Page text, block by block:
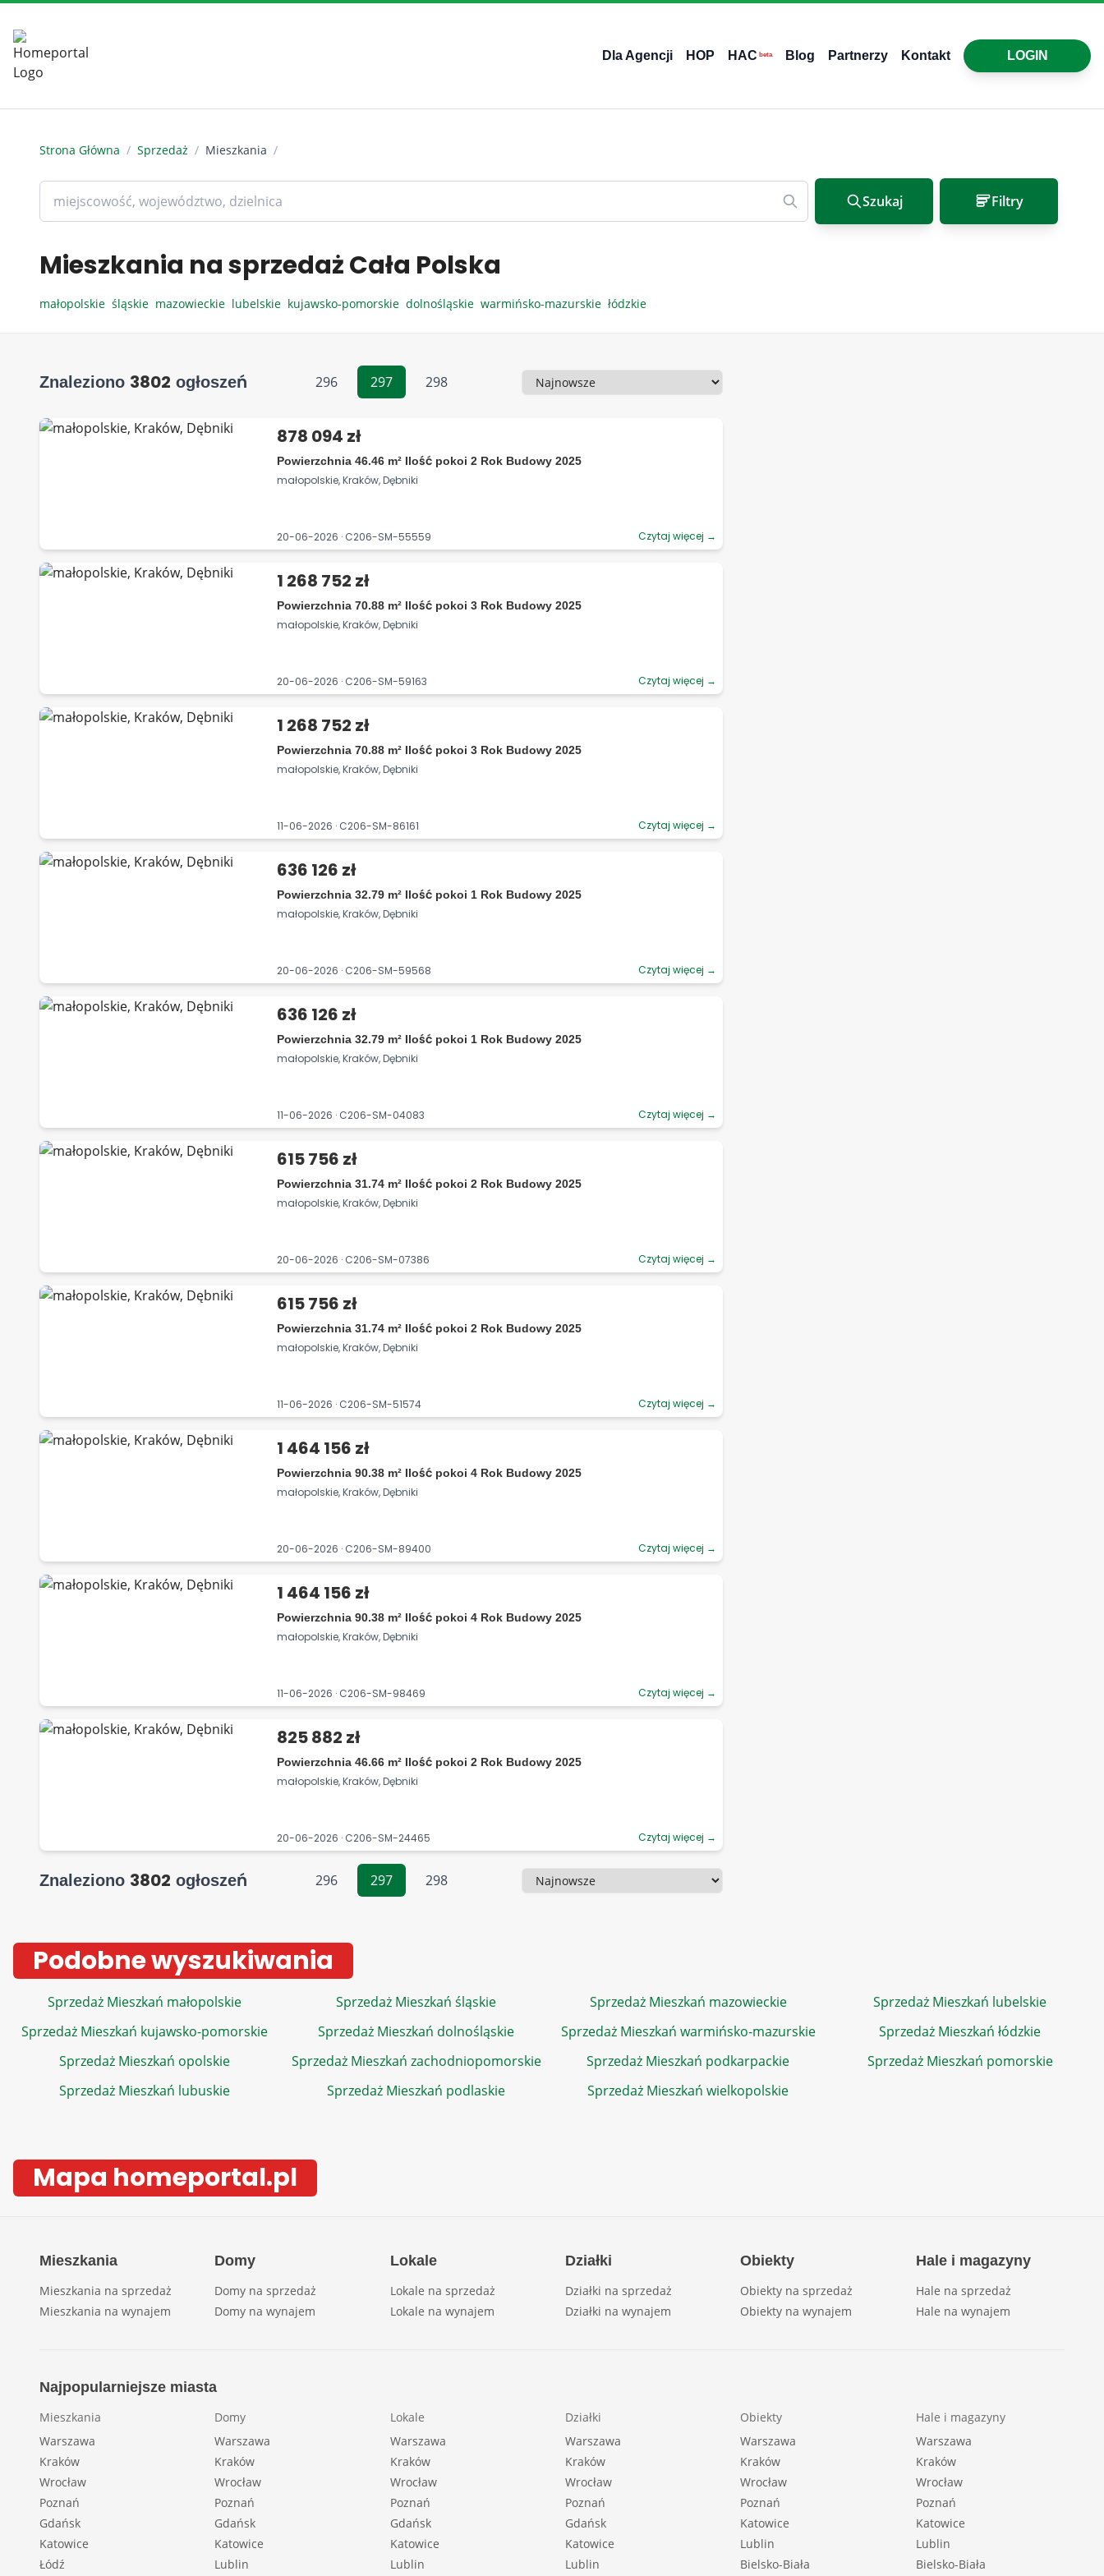
Dla Agencji HOP HAC beta Blog Partnerzy Kontakt LOGIN
Strona Główna / Sprzedaż / Mieszkania /
Szukaj Filtry
Mieszkania na sprzedaż Cała Polska
małopolskie śląskie mazowieckie lubelskie kujawsko-pomorskie dolnośląskie warmińsko-mazurskie łódzkie
Znaleziono 3802 ogłoszeń 296 297 298 Sortowanie
878 094 zł
Powierzchnia 46.46 m² Ilość pokoi 2 Rok Budowy 2025
małopolskie, Kraków, Dębniki
20-06-2026 · C206-SM-55559 Czytaj więcej →
1 268 752 zł
Powierzchnia 70.88 m² Ilość pokoi 3 Rok Budowy 2025
małopolskie, Kraków, Dębniki
20-06-2026 · C206-SM-59163 Czytaj więcej →
1 268 752 zł
Powierzchnia 70.88 m² Ilość pokoi 3 Rok Budowy 2025
małopolskie, Kraków, Dębniki
11-06-2026 · C206-SM-86161 Czytaj więcej →
636 126 zł
Powierzchnia 32.79 m² Ilość pokoi 1 Rok Budowy 2025
małopolskie, Kraków, Dębniki
20-06-2026 · C206-SM-59568 Czytaj więcej →
636 126 zł
Powierzchnia 32.79 m² Ilość pokoi 1 Rok Budowy 2025
małopolskie, Kraków, Dębniki
11-06-2026 · C206-SM-04083 Czytaj więcej →
615 756 zł
Powierzchnia 31.74 m² Ilość pokoi 2 Rok Budowy 2025
małopolskie, Kraków, Dębniki
20-06-2026 · C206-SM-07386 Czytaj więcej →
615 756 zł
Powierzchnia 31.74 m² Ilość pokoi 2 Rok Budowy 2025
małopolskie, Kraków, Dębniki
11-06-2026 · C206-SM-51574 Czytaj więcej →
1 464 156 zł
Powierzchnia 90.38 m² Ilość pokoi 4 Rok Budowy 2025
małopolskie, Kraków, Dębniki
20-06-2026 · C206-SM-89400 Czytaj więcej →
1 464 156 zł
Powierzchnia 90.38 m² Ilość pokoi 4 Rok Budowy 2025
małopolskie, Kraków, Dębniki
11-06-2026 · C206-SM-98469 Czytaj więcej →
825 882 zł
Powierzchnia 46.66 m² Ilość pokoi 2 Rok Budowy 2025
małopolskie, Kraków, Dębniki
20-06-2026 · C206-SM-24465 Czytaj więcej →
Znaleziono 3802 ogłoszeń 296 297 298 Sortowanie
Podobne wyszukiwania
Sprzedaż Mieszkań małopolskie Sprzedaż Mieszkań śląskie Sprzedaż Mieszkań mazowieckie
Sprzedaż Mieszkań lubelskie
Sprzedaż Mieszkań kujawsko-pomorskie
Sprzedaż Mieszkań dolnośląskie Sprzedaż Mieszkań warmińsko-mazurskie
Sprzedaż Mieszkań łódzkie
Sprzedaż Mieszkań opolskie
Sprzedaż Mieszkań zachodniopomorskie Sprzedaż Mieszkań podkarpackie
Sprzedaż Mieszkań pomorskie
Sprzedaż Mieszkań lubuskie
Sprzedaż Mieszkań podlaskie Sprzedaż Mieszkań wielkopolskie
Mapa homeportal.pl
Mieszkania
Mieszkania na sprzedaż
Mieszkania na wynajem
Domy
Domy na sprzedaż
Domy na wynajem
Lokale
Lokale na sprzedaż
Lokale na wynajem
Działki
Działki na sprzedaż
Działki na wynajem
Obiekty
Obiekty na sprzedaż
Obiekty na wynajem
Hale i magazyny
Hale na sprzedaż
Hale na wynajem
Najpopularniejsze miasta
Mieszkania
Warszawa
Kraków
Wrocław
Poznań
Gdańsk
Katowice
Łódź
Domy
Warszawa
Kraków
Wrocław
Poznań
Gdańsk
Katowice
Lublin
Lokale
Warszawa
Kraków
Wrocław
Poznań
Gdańsk
Katowice
Lublin
Działki
Warszawa
Kraków
Wrocław
Poznań
Gdańsk
Katowice
Lublin
Obiekty
Warszawa
Kraków
Wrocław
Poznań
Katowice
Lublin
Bielsko-Biała
Hale i magazyny
Warszawa
Kraków
Wrocław
Poznań
Katowice
Lublin
Bielsko-Biała